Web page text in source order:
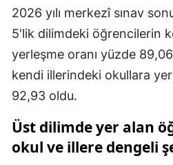
2026 yılı merkezî sınav
5'lik dilimdeki öğrencilerin
yerleşme oranı yüzde
kendi illerindeki okullara
92,93 oldu.
Üst dilimde yer alan
okul ve illere dengeli